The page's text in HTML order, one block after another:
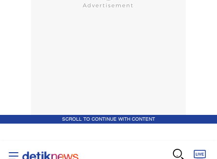
SCROLL TO CONTINUE WITH CONTENT